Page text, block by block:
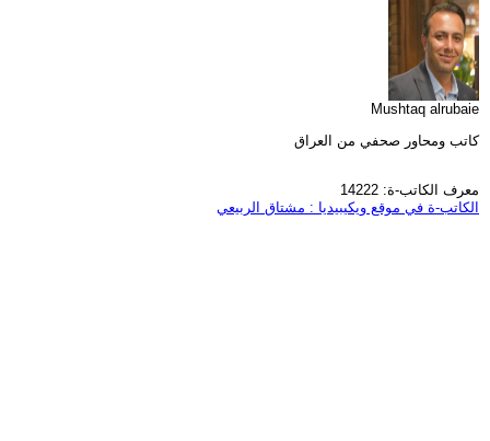
Mushtaq alrubaie
كاتب ومحاور صحفي من العراق
معرف الكاتب-ة: 14222
الكاتب-ة في موقع ويكيبيديا : مشتاق الربيعي